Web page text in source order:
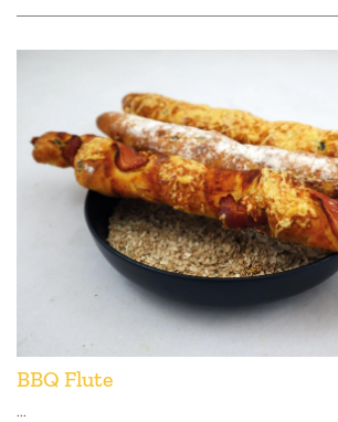
BBQ Flute
...